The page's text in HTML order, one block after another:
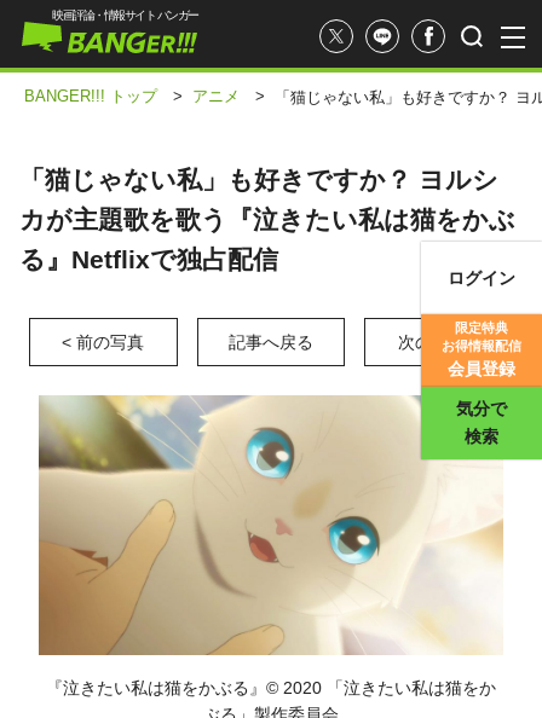
映画評価
映画評論・情報サイト バンガー
ログイン
限定特典
お得情報配信
会員登録
気分で
検索
BANGER!!! トップ > アニメ > 「猫じゃない私」も好きですか？
「猫じゃない私」も好きですか？ ヨルシ
カが主題歌を歌う『泣きたい私は猫をかぶ
る』Netflixで独占配信
< 前の写真 記事へ戻る 次の写真 >
『泣きたい私は猫をかぶる』© 2020 「泣きたい私は猫をか